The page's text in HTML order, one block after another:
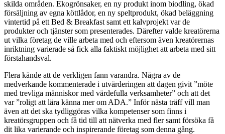
skilda områden. Ekogrönsaker, en ny produkt inom biodling, ökad
försäljning av egna köttlådor, en ny speltprodukt, ökad beläggning
vintertid på ett Bed & Breakfast samt ett kalvprojekt var de
produkter och tjänster som presenterades. Därefter valde kreatörerna
ut vilka företag de ville arbeta med och eftersom även kreatörernas
inriktning varierade så fick alla faktiskt möjlighet att arbeta med sitt
förstahandsval.
Flera kände att de verkligen fann varandra. Några av de
medverkande kommenterade i utvärderingen att dagen givit ”möte
med trevliga människor med värdefulla verksamheter” och att det
var ”roligt att lära känna mer om ADA.” Inför nästa träff vill man
även att det ska tydliggöras vilka kompetenser som finns i
kreatörsgruppen och få tid till att nätverka med fler samt försöka få
dit lika varierande och inspirerande företag som denna gång.